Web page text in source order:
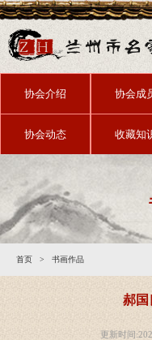
协会介绍 协会成
协会动态 收藏知
首页 > 书画作品
郝国
更新时间